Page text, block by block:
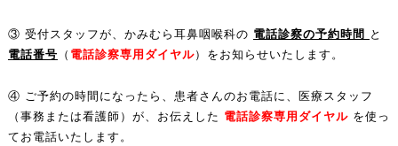
③ 受付スタッフが、かみむら耳鼻咽喉科の 電話診察の予約時間
と
電話番号 （ 電話診察専用ダイヤル）をお知らせいたします。
④ ご予約の時間になったら、患者さんのお電話に、医療スタッフ
（事務または看護師）が、お伝えした 電話診察専用ダイヤル を使っ
てお電話いたします 。